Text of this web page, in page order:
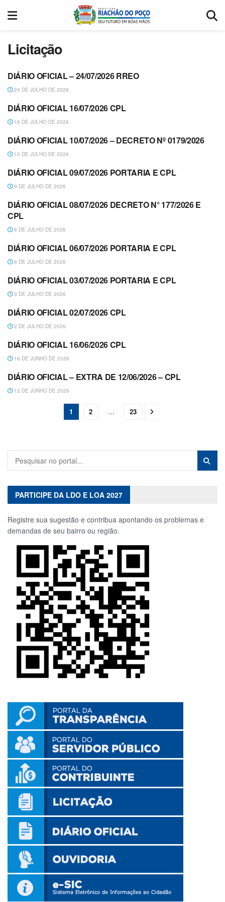
Licitação
DIÁRIO OFICIAL
DIÁRIO OFICIAL – 24/07/2026 RREO
24 DE JULHO DE 2026
DIÁRIO OFICIAL
DIÁRIO OFICIAL 16/07/2026 CPL
16 DE JULHO DE 2026
DECRETOS
DIÁRIO OFICIAL 10/07/2026 – DECRETO Nº 0179/2026
10 DE JULHO DE 2026
DIÁRIO OFICIAL
DIÁRIO OFICIAL 09/07/2026 PORTARIA E CPL
9 DE JULHO DE 2026
DECRETOS
DIÁRIO OFICIAL 08/07/2026 DECRETO N° 177/2026 E
CPL
8 DE JULHO DE 2026
DIÁRIO OFICIAL
DIÁRIO OFICIAL 06/07/2026 PORTARIA E CPL
6 DE JULHO DE 2026
DIÁRIO OFICIAL
DIÁRIO OFICIAL 03/07/2026 PORTARIA E CPL
3 DE JULHO DE 2026
DIÁRIO OFICIAL
DIÁRIO OFICIAL 02/07/2026 CPL
2 DE JULHO DE 2026
DIÁRIO OFICIAL
DIÁRIO OFICIAL 16/06/2026 CPL
16 DE JUNHO DE 2026
DIÁRIO OFICIAL
DIÁRIO OFICIAL – EXTRA DE 12/06/2026 – CPL
12 DE JUNHO DE 2026
1 2 … 23
PARTICIPE DA LDO E LOA 2027
Registre sua sugestão e contribua apontando os problemas e
demandas de seu bairro ou região.